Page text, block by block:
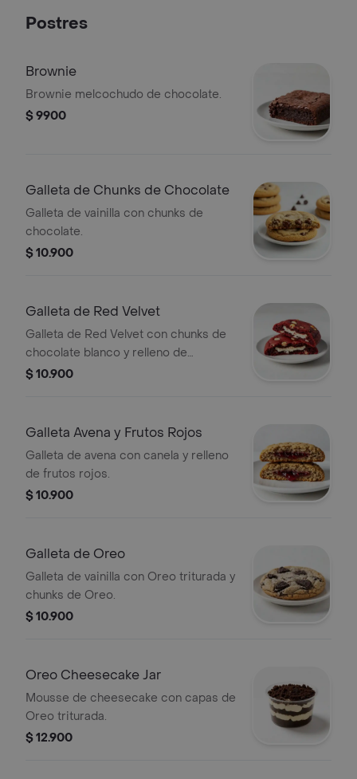
Postres
Brownie
Brownie melcochudo de chocolate.
$ 9900
Galleta de Chunks de Chocolate
Galleta de vainilla con chunks de
chocolate.
$ 10.900
Galleta de Red Velvet
Galleta de Red Velvet con chunks de
chocolate blanco y relleno de
Cheesecake.
$ 10.900
Galleta Avena y Frutos Rojos
Galleta de avena con canela y relleno
de frutos rojos.
$ 10.900
Galleta de Oreo
Galleta de vainilla con Oreo triturada y
chunks de Oreo.
$ 10.900
Oreo Cheesecake Jar
Mousse de cheesecake con capas de
Oreo triturada.
$ 12.900